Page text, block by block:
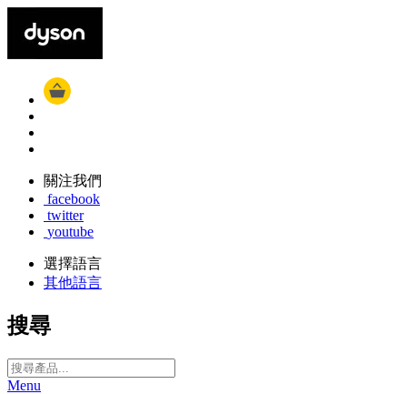
關注我們
facebook
twitter
youtube
選擇語言
其他語言
搜尋
Menu